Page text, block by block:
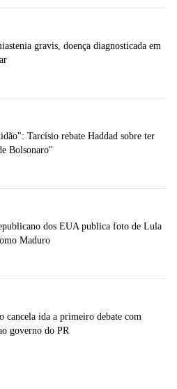
gravis, doença diagnosticada em
Tarcísio rebate Haddad sobre ter
Bolsonaro"
dos EUA publica foto de Lula
Maduro
cancela ida a primeiro debate com
governo do PR